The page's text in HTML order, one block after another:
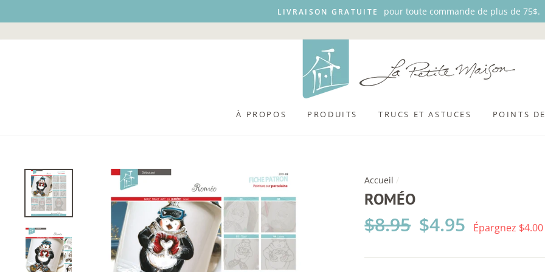
LIVRAISON GRATUITE
pour toute commande de plus de 75$.
À PROPOS PRODUITS TRUCS ET ASTUCES POINTS
Accueil /
ROMÉO
Prix
régulier
$8.95
Prix
réduit
$4.95 Épargnez $4.00